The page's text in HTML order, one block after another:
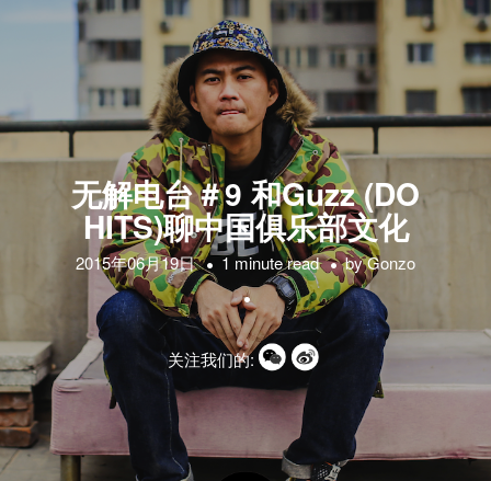
无解电台＃9 和Guzz (DO
HITS)聊中国俱乐部文化
2015年06月19日 1 minute read byGonzo
关注我们的: